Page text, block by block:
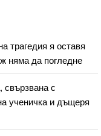
трагедия я оставя
няма да погледне
свързвана с
ученичка и дъщеря